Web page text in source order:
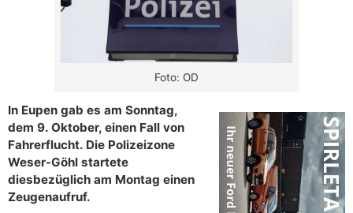
Foto: OD
In Eupen gab es am Sonntag,
dem 9. Oktober, einen Fall von
Fahrerflucht. Die Polizeizone
Weser-Göhl startete
diesbezüglich am Montag einen
Zeugenaufruf.